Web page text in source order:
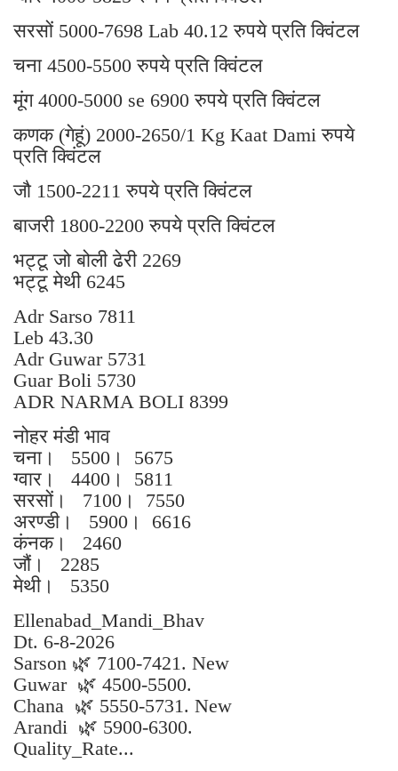
सरसों 5000-7698 Lab 40.12 रुपये प्रति क्विंटल
चना 4500-5500 रुपये प्रति क्विंटल
मूंग 4000-5000 se 6900 रुपये प्रति क्विंटल
कणक (गेहूं) 2000-2650/1 Kg Kaat Dami रुपये
प्रति क्विंटल
जौ 1500-2211 रुपये प्रति क्विंटल
बाजरी 1800-2200 रुपये प्रति क्विंटल
भट्टू जो बोली ढेरी 2269
भट्टू मेथी 6245
Adr Sarso 7811
Leb 43.30
Adr Guwar 5731
Guar Boli 5730
ADR NARMA BOLI 8399
नोहर मंडी भाव
चना। 5500। 5675
ग्वार। 4400। 5811
सरसों। 7100। 7550
अरण्डी। 5900। 6616
कंनक। 2460
जौं। 2285
मेथी। 5350
Ellenabad_Mandi_Bhav
Dt. 6-8-2026
Sarson 🌿 7100-7421. New
Guwar 🌿 4500-5500.
Chana 🌿 5550-5731. New
Arandi 🌿 5900-6300.
Quality_Rate...